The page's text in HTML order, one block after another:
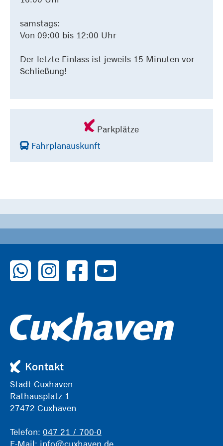
samstags:
Von 09:00 bis 12:00 Uhr
Der letzte Einlass ist jeweils 15 Minuten vor
Schließung!
Parkplätze
Fahrplanauskunft
zu WhatsAppzu Instagramzu Facebook
zu YouTube
Kontakt
Stadt Cuxhaven
Rathausplatz 1
27472 Cuxhaven
Telefon: 047 21 / 700-0
E-Mail: info@cuxhaven.de